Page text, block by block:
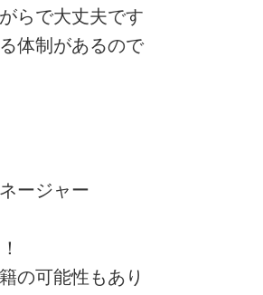
らで大丈夫です
体制があるので
ージャー
の可能性もあり